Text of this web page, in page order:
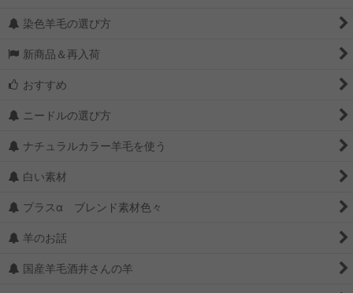
染色羊毛の選び方
新商品＆再入荷
おすすめ
ニードルの選び方
ナチュラルカラー羊毛を使う
白い素材
プラスα ブレンド素材色々
羊のお話
国産羊毛酒井さんの羊